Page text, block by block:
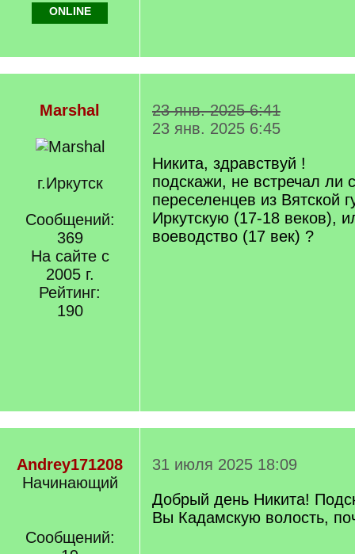
ONLINE
Marshal
г.Иркутск
Сообщений:
369
На сайте с
2005 г.
Рейтинг:
190
23 янв. 2025 6:41
23 янв. 2025 6:45
Никита, здравствуй !
подскажи, не встречал ли
переселенцев из Вятской
Иркутскую (17-18 веков),
воеводство (17 век) ?
Andrey171208
Начинающий
Сообщений:
31 июля 2025 18:09
Добрый день Никита!
Вы Кадамскую волость,